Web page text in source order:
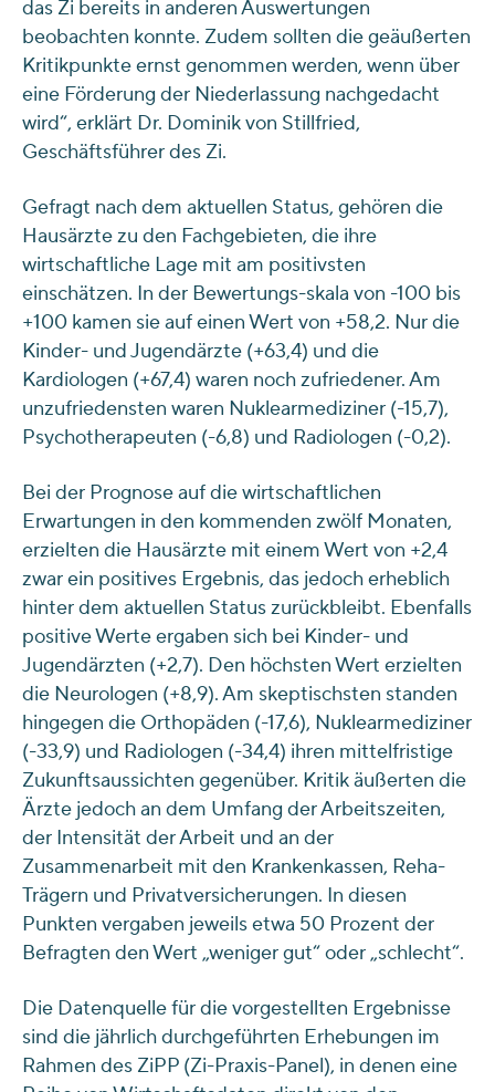
das Zi bereits in anderen Auswertungen
beobachten konnte. Zudem sollten die geäußerten
Kritikpunkte ernst genommen werden, wenn über
eine Förderung der Niederlassung nachgedacht
wird“, erklärt Dr. Dominik von Stillfried,
Geschäftsführer des Zi.
Gefragt nach dem aktuellen Status, gehören die
Hausärzte zu den Fachgebieten, die ihre
wirtschaftliche Lage mit am positivsten
einschätzen. In der Bewertungs-skala von -100 bis
+100 kamen sie auf einen Wert von +58,2. Nur die
Kinder- und Jugendärzte (+63,4) und die
Kardiologen (+67,4) waren noch zufriedener. Am
unzufriedensten waren Nuklearmediziner (-15,7),
Psychotherapeuten (-6,8) und Radiologen (-0,2).
Bei der Prognose auf die wirtschaftlichen
Erwartungen in den kommenden zwölf Monaten,
erzielten die Hausärzte mit einem Wert von +2,4
zwar ein positives Ergebnis, das jedoch erheblich
hinter dem aktuellen Status zurückbleibt. Ebenfalls
positive Werte ergaben sich bei Kinder- und
Jugendärzten (+2,7). Den höchsten Wert erzielten
die Neurologen (+8,9). Am skeptischsten standen
hingegen die Orthopäden (-17,6), Nuklearmediziner
(-33,9) und Radiologen (-34,4) ihren mittelfristige
Zukunftsaussichten gegenüber. Kritik äußerten die
Ärzte jedoch an dem Umfang der Arbeitszeiten,
der Intensität der Arbeit und an der
Zusammenarbeit mit den Krankenkassen, Reha-
Trägern und Privatversicherungen. In diesen
Punkten vergaben jeweils etwa 50 Prozent der
Befragten den Wert „weniger gut“ oder „schlecht“.
Die Datenquelle für die vorgestellten Ergebnisse
sind die jährlich durchgeführten Erhebungen im
Rahmen des ZiPP (Zi-Praxis-Panel), in denen eine